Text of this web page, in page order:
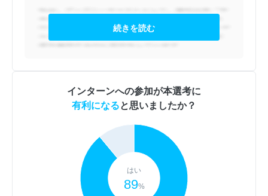
続きを読む
インターンへの参加が本選考に
有利になると思いましたか？
はい
89%